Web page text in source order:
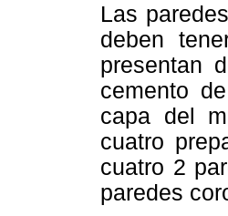
Las
deben
presentan
cemento
capa del
cuatro
cuatro 2
paredes